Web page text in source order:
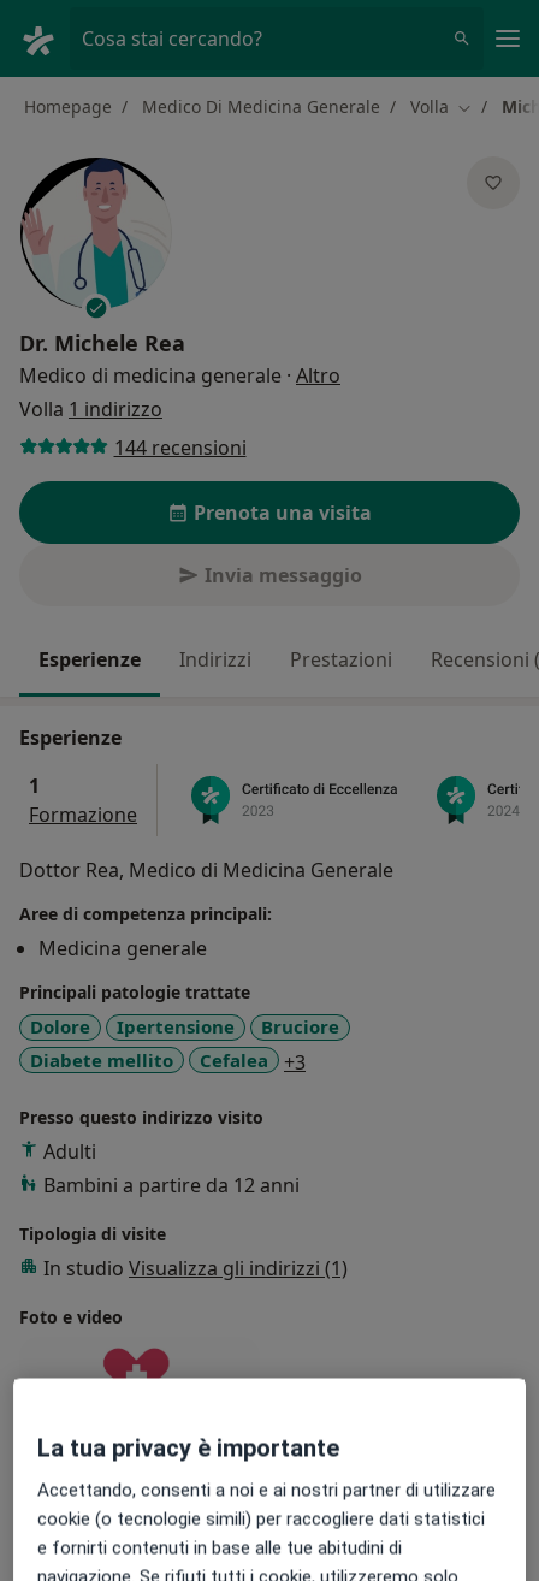
Cosa stai cercando?
Homepage Medico Di Medicina Generale Volla Cambia
Dr. Michele Rea
Medico di medicina generale · Altro
Volla 1 indirizzo
144 recensioni
Prenota una visita
Invia messaggio
Esperienze Indirizzi Prestazioni Recensioni
Esperienze
1
Formazione
Dottor Rea, Medico di Medicina Generale
Aree di competenza principali:
Medicina generale
Principali patologie trattate
Dolore Ipertensione
Bruciore
Diabete mellito
Cefalea +3
Presso questo indirizzo visito
Adulti
Bambini a partire da 12 anni
Tipologia di visite
In studio Visualizza gli indirizzi (1)
Foto e video
Visualizza galleria (1)
La tua privacy è importante
Accettando, consenti a noi e ai nostri partner di utilizzare
cookie (o tecnologie simili) per raccogliere dati statistici
e fornirti contenuti in base alle tue abitudini di
navigazione. Se rifiuti tutti i cookie, utilizzeremo solo